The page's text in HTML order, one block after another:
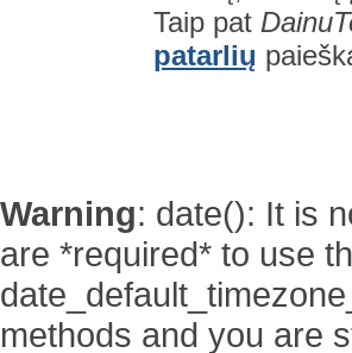
Taip pat
patarlių
Warning: date(): It is
are *required* to use
methods and you are